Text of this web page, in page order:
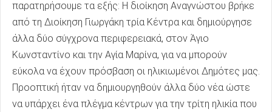
παρατηρήσουμε τα εξής: Η διοίκηση Αναγνώστου βρήκε
από τη Διοίκηση Γιωργάκη τρία Κέντρα και δημιούργησε
άλλα δύο σύγχρονα περιφερειακά, στον Άγιο
Κωνσταντίνο και την Αγία Μαρίνα, για να μπορούν
εύκολα να έχουν πρόσβαση οι ηλικιωμένοι Δημότες μας.
Προοπτική ήταν να δημιουργηθούν άλλα δύο νέα ώστε
να υπάρχει ένα πλέγμα κέντρων για την τρίτη ηλικία που